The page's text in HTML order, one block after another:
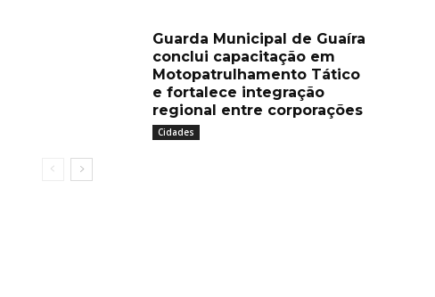
Guarda Municipal de Guaíra
conclui capacitação em
Motopatrulhamento Tático
e fortalece integração
regional entre corporações
Cidades